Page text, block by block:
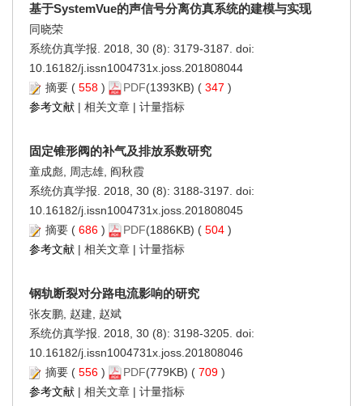
基于SystemVue的声信号分离仿真系统的建模与实现
同晓荣
系统仿真学报. 2018, 30 (8): 3179-3187. doi:
10.16182/j.issn1004731x.joss.201808044
摘要 ( 558 ) PDF(1393KB) ( 347 )
参考文献 | 相关文章 | 计量指标
固定锥形阀的补气及排放系数研究
童成彪, 周志雄, 阎秋霞
系统仿真学报. 2018, 30 (8): 3188-3197. doi:
10.16182/j.issn1004731x.joss.201808045
摘要 ( 686 ) PDF(1886KB) ( 504 )
参考文献 | 相关文章 | 计量指标
钢轨断裂对分路电流影响的研究
张友鹏, 赵建, 赵斌
系统仿真学报. 2018, 30 (8): 3198-3205. doi:
10.16182/j.issn1004731x.joss.201808046
摘要 ( 556 ) PDF(779KB) ( 709 )
参考文献 | 相关文章 | 计量指标